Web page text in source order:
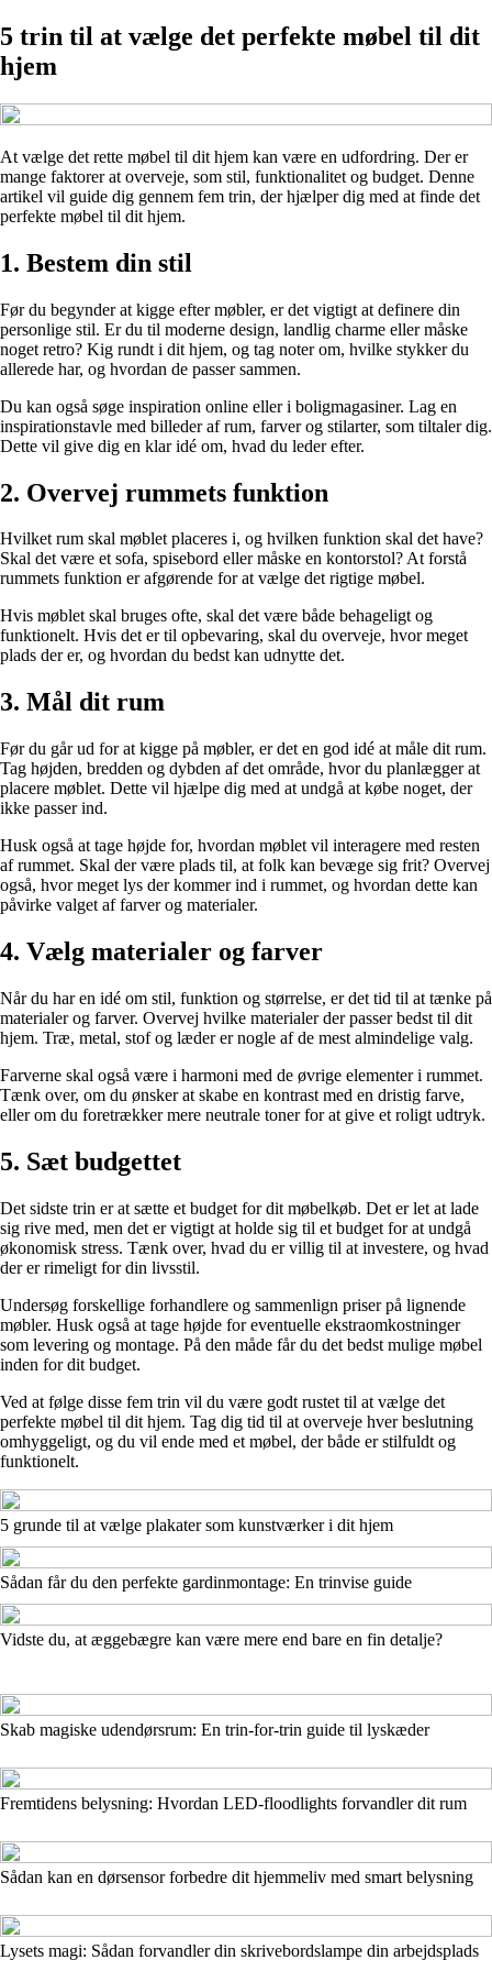
5 trin til at vælge det perfekte møbel til dit
hjem
At vælge det rette møbel til dit hjem kan være en udfordring. Der er
mange faktorer at overveje, som stil, funktionalitet og budget. Denne
artikel vil guide dig gennem fem trin, der hjælper dig med at finde det
perfekte møbel til dit hjem.
1. Bestem din stil
Før du begynder at kigge efter møbler, er det vigtigt at definere din
personlige stil. Er du til moderne design, landlig charme eller måske
noget retro? Kig rundt i dit hjem, og tag noter om, hvilke stykker du
allerede har, og hvordan de passer sammen.
Du kan også søge inspiration online eller i boligmagasiner. Lag en
inspirationstavle med billeder af rum, farver og stilarter, som tiltaler dig.
Dette vil give dig en klar idé om, hvad du leder efter.
2. Overvej rummets funktion
Hvilket rum skal møblet placeres i, og hvilken funktion skal det have?
Skal det være et sofa, spisebord eller måske en kontorstol? At forstå
rummets funktion er afgørende for at vælge det rigtige møbel.
Hvis møblet skal bruges ofte, skal det være både behageligt og
funktionelt. Hvis det er til opbevaring, skal du overveje, hvor meget
plads der er, og hvordan du bedst kan udnytte det.
3. Mål dit rum
Før du går ud for at kigge på møbler, er det en god idé at måle dit rum.
Tag højden, bredden og dybden af det område, hvor du planlægger at
placere møblet. Dette vil hjælpe dig med at undgå at købe noget, der
ikke passer ind.
Husk også at tage højde for, hvordan møblet vil interagere med resten
af rummet. Skal der være plads til, at folk kan bevæge sig frit? Overvej
også, hvor meget lys der kommer ind i rummet, og hvordan dette kan
påvirke valget af farver og materialer.
4. Vælg materialer og farver
Når du har en idé om stil, funktion og størrelse, er det tid til at tænke på
materialer og farver. Overvej hvilke materialer der passer bedst til dit
hjem. Træ, metal, stof og læder er nogle af de mest almindelige valg.
Farverne skal også være i harmoni med de øvrige elementer i rummet.
Tænk over, om du ønsker at skabe en kontrast med en dristig farve,
eller om du foretrækker mere neutrale toner for at give et roligt udtryk.
5. Sæt budgettet
Det sidste trin er at sætte et budget for dit møbelkøb. Det er let at lade
sig rive med, men det er vigtigt at holde sig til et budget for at undgå
økonomisk stress. Tænk over, hvad du er villig til at investere, og hvad
der er rimeligt for din livsstil.
Undersøg forskellige forhandlere og sammenlign priser på lignende
møbler. Husk også at tage højde for eventuelle ekstraomkostninger
som levering og montage. På den måde får du det bedst mulige møbel
inden for dit budget.
Ved at følge disse fem trin vil du være godt rustet til at vælge det
perfekte møbel til dit hjem. Tag dig tid til at overveje hver beslutning
omhyggeligt, og du vil ende med et møbel, der både er stilfuldt og
funktionelt.
5 grunde til at vælge plakater som kunstværker i dit hjem
Sådan får du den perfekte gardinmontage: En trinvise guide
Vidste du, at æggebægre kan være mere end bare en fin detalje?
Skab magiske udendørsrum: En trin-for-trin guide til lyskæder
Fremtidens belysning: Hvordan LED-floodlights forvandler dit rum
Sådan kan en dørsensor forbedre dit hjemmeliv med smart belysning
Lysets magi: Sådan forvandler din skrivebordslampe din arbejdsplads